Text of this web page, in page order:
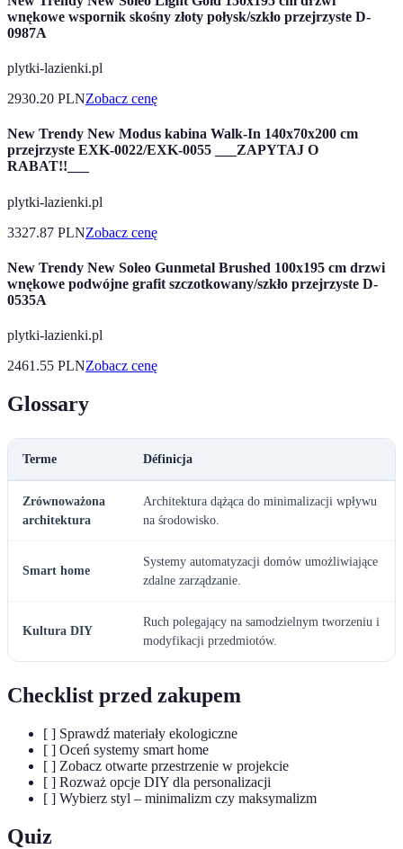
wnękowe wspornik skośny złoty połysk/szkło przejrzyste D-
0987A
plytki-lazienki.pl
2930.20 PLNZobacz cenę
New Trendy New Modus kabina Walk-In 140x70x200 cm
przejrzyste EXK-0022/EXK-0055 ___ZAPYTAJ O
RABAT!!___
plytki-lazienki.pl
3327.87 PLNZobacz cenę
New Trendy New Soleo Gunmetal Brushed 100x195 cm drzwi
wnękowe podwójne grafit szczotkowany/szkło przejrzyste D-
0535A
plytki-lazienki.pl
2461.55 PLNZobacz cenę
Glossary
Terme Définicja
Zrównoważona
architektura
Architektura dążąca do minimalizacji wpływu
na środowisko.
Smart home
Systemy automatyzacji domów umożliwiające
zdalne zarządzanie.
Kultura DIY
Ruch polegający na samodzielnym tworzeniu i
modyfikacji przedmiotów.
Checklist przed zakupem
[ ] Sprawdź materiały ekologiczne
[ ] Oceń systemy smart home
[ ] Zobacz otwarte przestrzenie w projekcie
[ ] Rozważ opcje DIY dla personalizacji
[ ] Wybierz styl – minimalizm czy maksymalizm
Quiz